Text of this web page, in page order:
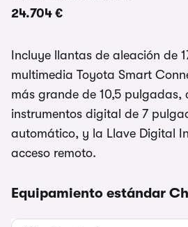
24.704 €
Incluye llantas de aleación de
multimedia Toyota Smart
más grande de 10,5 pulgadas,
instrumentos digital de 7
automático, y la Llave Digital
acceso remoto.
Equipamiento estándar